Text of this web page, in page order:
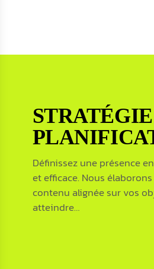
Définissez une présence
et efficace. Nous
contenu alignée sur vos
atteindre…
Définissez une présence
et efficace. Nous élaborons
contenu alignée sur vos